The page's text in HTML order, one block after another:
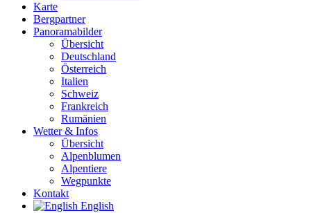
Karte
Bergpartner
Panoramabilder
Übersicht
Deutschland
Österreich
Italien
Schweiz
Frankreich
Rumänien
Wetter & Infos
Übersicht
Alpenblumen
Alpentiere
Wegpunkte
Kontakt
English